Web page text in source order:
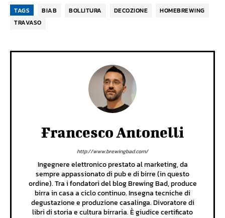
TAGS BIAB BOLLITURA DECOZIONE
HOMEBREWING
TRAVASO
Francesco Antonelli
http://www.brewingbad.com/
Ingegnere elettronico prestato al marketing, da
sempre appassionato di pub e di birre (in questo
ordine). Tra i fondatori del blog Brewing Bad, produce
birra in casa a ciclo continuo. Insegna tecniche di
degustazione e produzione casalinga. Divoratore di
libri di storia e cultura birraria. È giudice certificato